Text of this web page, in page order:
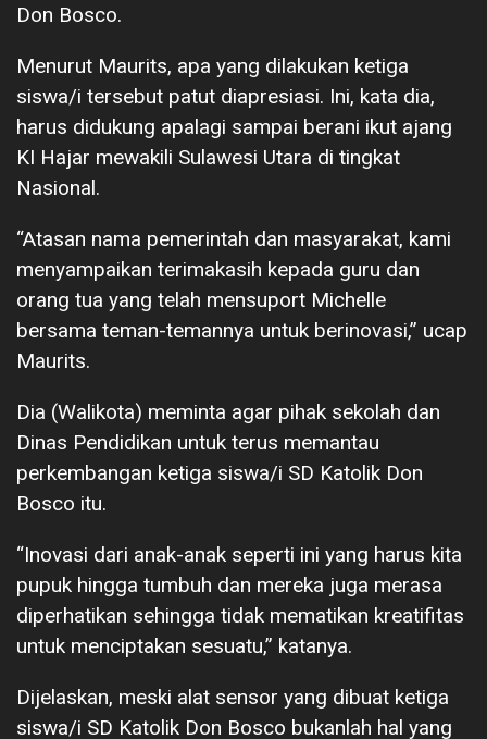
Don Bosco.
Menurut Maurits, apa yang dilakukan ketiga
siswa/i tersebut patut diapresiasi. Ini, kata dia,
harus didukung apalagi sampai berani ikut ajang
KI Hajar mewakili Sulawesi Utara di tingkat
Nasional.
“Atasan nama pemerintah dan masyarakat, kami
menyampaikan terimakasih kepada guru dan
orang tua yang telah mensuport Michelle
bersama teman-temannya untuk berinovasi,” ucap
Maurits.
Dia (Walikota) meminta agar pihak sekolah dan
Dinas Pendidikan untuk terus memantau
perkembangan ketiga siswa/i SD Katolik Don
Bosco itu.
“Inovasi dari anak-anak seperti ini yang harus kita
pupuk hingga tumbuh dan mereka juga merasa
diperhatikan sehingga tidak mematikan kreatifitas
untuk menciptakan sesuatu,” katanya.
Dijelaskan, meski alat sensor yang dibuat ketiga
siswa/i SD Katolik Don Bosco bukanlah hal yang